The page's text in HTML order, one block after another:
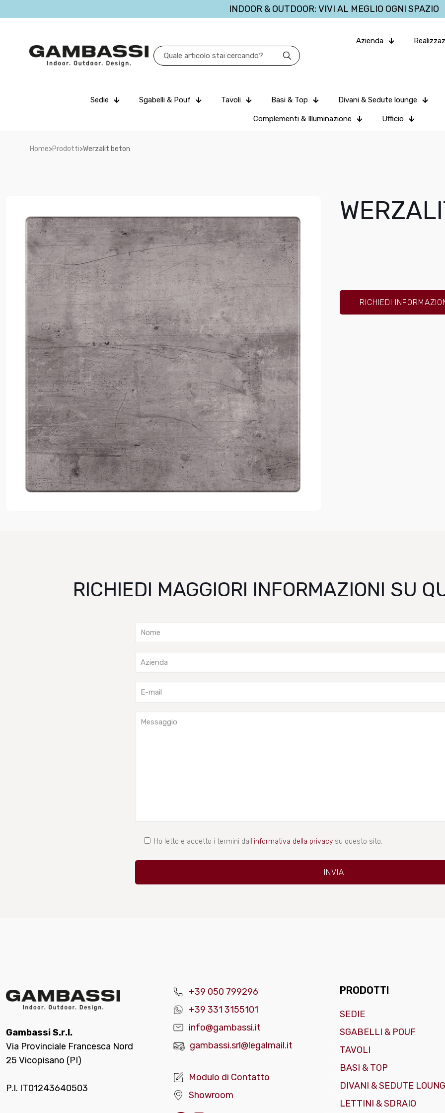
INDOOR & OUTDOOR: VIVI AL MEGLIO OGNI SPAZIO
Azienda
Sedie Sgabelli & Pouf Tavoli Basi & Top Divani & Sedute lounge
Complementi & Illuminazione Ufficio
Home>Prodotti>Werzalit beton
RICHIEDI
RICHIEDI MAGGIORI INFORMAZIONI SU
Ho letto e accetto i termini dall'informativa della privacy su questo sito.
Gambassi S.r.l.
Via Provinciale Francesca Nord
25 Vicopisano (PI)
P.I. IT01243640503
+39 050 799296
+39 331 3155101
info@gambassi.it
gambassi.srl@legalmail.it
Modulo di Contatto
Showroom
PRODOTTI
SEDIE
SGABELLI & POUF
TAVOLI
BASI & TOP
DIVANI & SEDUTE
LETTINI & SDRAIO